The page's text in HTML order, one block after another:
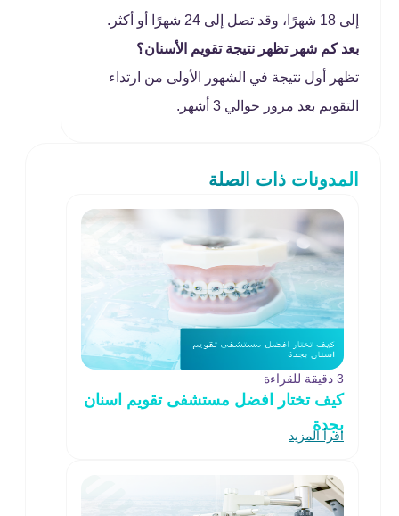
إلى 18 شهرًا، وقد تصل إلى 24 شهرًا أو أكثر.
بعد كم شهر تظهر نتيجة تقويم الأسنان؟
تظهر أول نتيجة في الشهور الأولى من ارتداء
التقويم بعد مرور حوالي 3 أشهر.
المدونات ذات الصلة
3 دقيقة للقراءة
كيف تختار افضل مستشفى تقويم اسنان
بجدة
اقرأ المزيد